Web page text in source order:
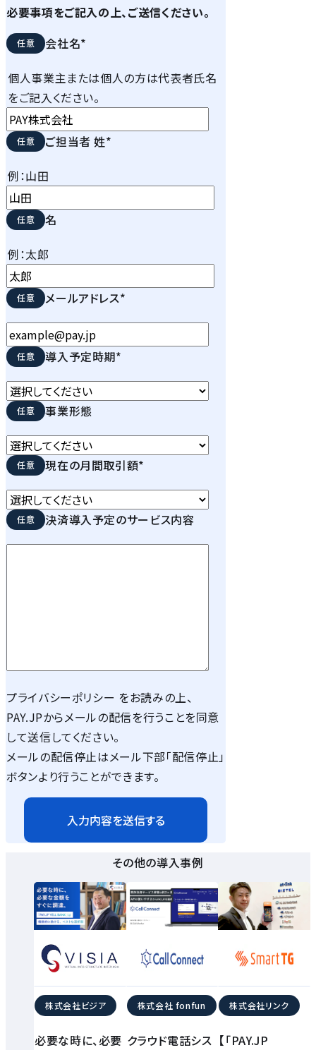
必要事項をご記入の上、ご送信ください。
会社名*
個人事業主または個人の方は代表者氏名
をご記入ください。
ご担当者 姓*
例：山田
名
例：太郎
メールアドレス*
導入予定時期*
事業形態
現在の月間取引額*
決済導入予定のサービス内容
プライバシーポリシー をお読みの上、
PAY.JPからメールの配信を行うことを同意
して送信してください。
メールの配信停止はメール下部「配信停止」
ボタンより行うことができます。
その他の導入事例
株式会社ビジア
必要な時に、必要
株式会社 fonfun
クラウド電話シス
株式会社リンク
【「PAY.JP